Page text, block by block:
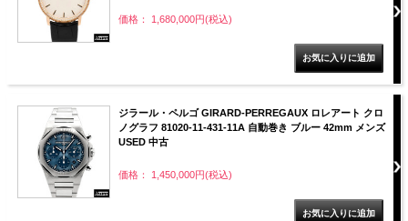
価格： 1,680,000円(税込)
ジラール・ペルゴ GIRARD-PERREGAUX ロレアート クロ
ノグラフ 81020-11-431-11A 自動巻き ブルー 42mm メンズ
USED 中古
価格： 1,450,000円(税込)